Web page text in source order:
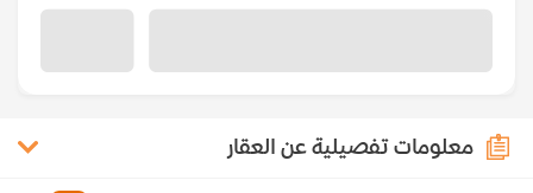
معلومات تفصيلية عن العقار